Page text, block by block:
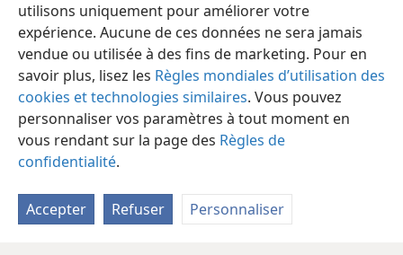
utilisons uniquement pour améliorer votre
expérience. Aucune de ces données ne sera jamais
vendue ou utilisée à des fins de marketing. Pour en
savoir plus, lisez les Règles mondiales d’utilisation des
cookies et technologies similaires. Vous pouvez
personnaliser vos paramètres à tout moment en
vous rendant sur la page des Règles de
confidentialité.
Accepter Refuser Personnaliser
Français Partager Préférences
Copyright © 2026 Watch Tower Bible and Tract Society of Pennsylvania
Conditions d’utilisation
Règles de confidentialité
Paramètres de confidentialité
JW.ORG Se connecter